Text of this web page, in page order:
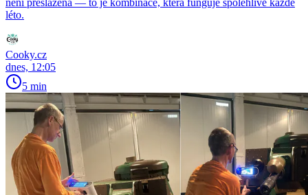
léto.
Cooky.cz
dnes, 12:05
5 min